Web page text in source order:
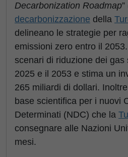
Decarbonization Roadmap
decarbonizzazione della
delineano le strategie per
emissioni zero entro il
scenari di riduzione dei gas
2025 e il 2053 e stima un
265 miliardi di dollari.
base scientifica per i nuovi
Determinati (NDC) che la
consegnare alle Nazioni
mesi.